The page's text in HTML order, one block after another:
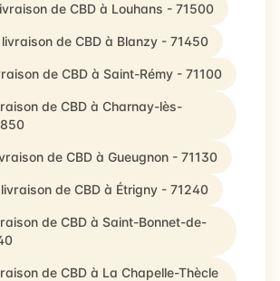
de CBD à Louhans - 71500
de CBD à Blanzy - 71450
de CBD à Saint-Rémy - 71100
de CBD à Charnay-lès-
de CBD à Gueugnon - 71130
de CBD à Étrigny - 71240
de CBD à Saint-Bonnet-de-
de CBD à La Chapelle-Thècle